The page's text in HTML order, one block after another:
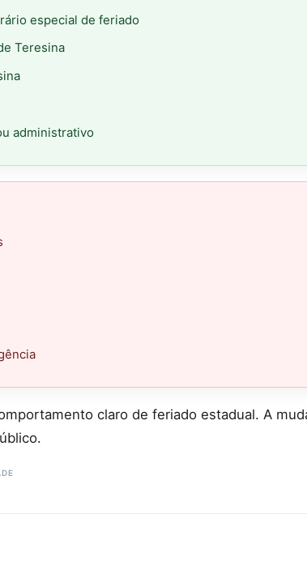
especial de feriado
Teresina
administrativo
claro de feriado estadual. A